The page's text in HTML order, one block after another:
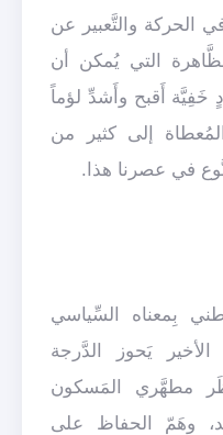
الحركة والتَّعبير عن
التي يُمكن أن
خَفِيَّة أَقبح وأَشدِّ لؤماً
إلى كثير من
في عصرنا هذا.
بِمعناه السِّياسي
الأخير يَحوز الدَّرجة
مطهَّري المَسكون
وهَمّ الحفاظ على